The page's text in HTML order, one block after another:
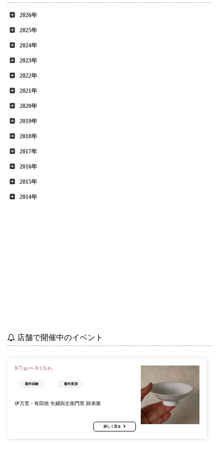
2026年
2025年
2024年
2023年
2022年
2021年
2020年
2019年
2018年
2017年
2016年
2015年
2014年
店舗で開催中のイベント
8/7(金)〜 8/13(木)
製作体験 製作実演
伊万里・有田焼 矢鋪與左衛門窯 師弟展
詳しく見る